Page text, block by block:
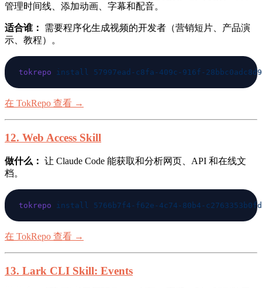
管理时间线、添加动画、字幕和配音。
适合谁：
需要程序化生成视频的开发者（营销短片、产品演
示、教程）。
tokrepo install
在 TokRepo 查看 →
12. Web Access Skill
做什么： 让 Claude Code 能获取和分析网页、API 和在线文
档。
tokrepo install
在 TokRepo 查看 →
13. Lark CLI Skill: Events